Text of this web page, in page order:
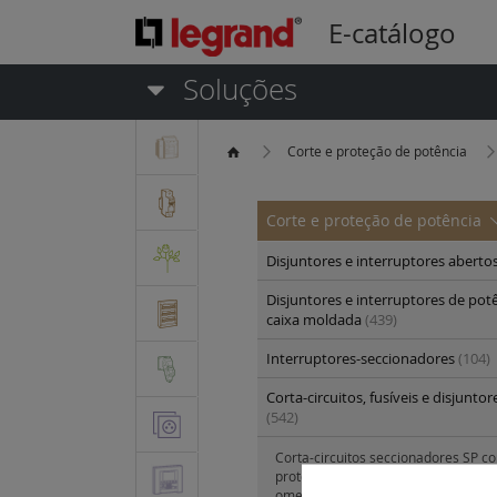
E-catálogo
Soluções
Corte e proteção de potência
Corte e proteção de potência
Disjuntores e interruptores
Disjuntores e interruptores de
caixa moldada (439)
Interruptores-seccionadores(104)
Corta-circuitos, fusíveis e
(542)
Corta-circuitos seccionadores SP
protegidos - fixação por parafuso ou